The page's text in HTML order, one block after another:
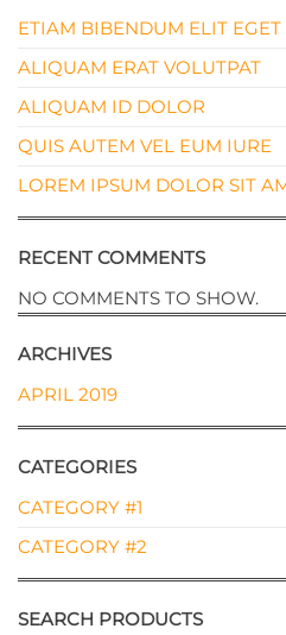
ETIAM BIBENDUM ELIT EGET
ALIQUAM ERAT VOLUTPAT
ALIQUAM ID DOLOR
QUIS AUTEM VEL EUM IURE
LOREM IPSUM DOLOR SIT
RECENT COMMENTS
NO COMMENTS TO SHOW.
ARCHIVES
APRIL 2019
CATEGORIES
CATEGORY #1
CATEGORY #2
SEARCH PRODUCTS